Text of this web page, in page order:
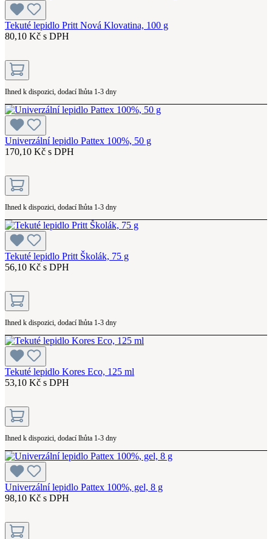
Tekuté lepidlo Pritt Nová Klovatina, 100 g
80,10 Kč s DPH
Ihned k dispozici, dodací lhůta 1-3 dny
Univerzální lepidlo Pattex 100%, 50 g
170,10 Kč s DPH
Ihned k dispozici, dodací lhůta 1-3 dny
Tekuté lepidlo Pritt Školák, 75 g
56,10 Kč s DPH
Ihned k dispozici, dodací lhůta 1-3 dny
Tekuté lepidlo Kores Eco, 125 ml
53,10 Kč s DPH
Ihned k dispozici, dodací lhůta 1-3 dny
Univerzální lepidlo Pattex 100%, gel, 8 g
98,10 Kč s DPH